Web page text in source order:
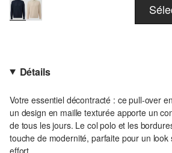
Détails
Votre essentiel décontracté : ce pull-over
un design en maille texturée apporte un
de tous les jours. Le col polo et les
touche de modernité, parfaite pour un look